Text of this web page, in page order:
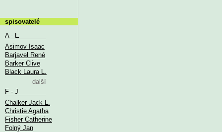
spisovatelé
A - E
Asimov Isaac
Barjavel René
Barker Clive
Black Laura L.
další
F - J
Chalker Jack L.
Christie Agatha
Fisher Catherine
Folný Jan